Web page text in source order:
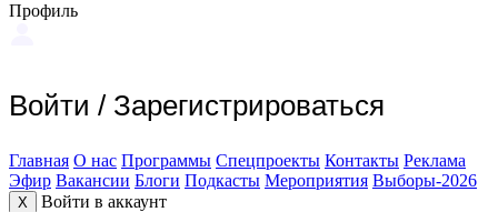
Профиль
Войти / Зарегистрироваться
Главная О нас Программы Спецпроекты Контакты Реклама
Эфир Вакансии Блоги Подкасты Мероприятия Выборы-2026
X
Войти в аккаунт